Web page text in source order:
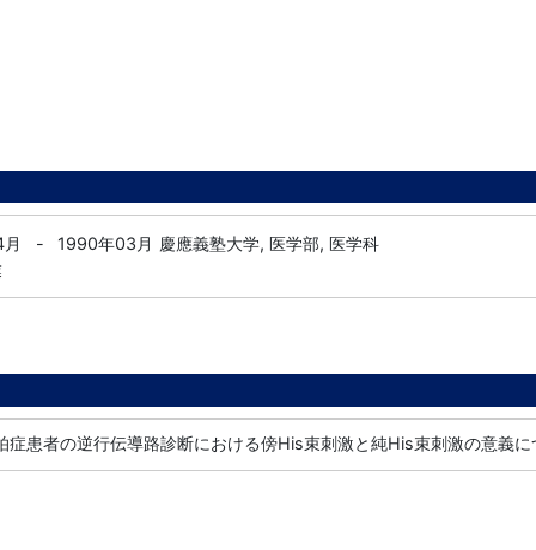
- 1990年03月 慶應義塾大学, 医学部, 医学科
症患者の逆行伝導路診断における傍His束刺激と純His束刺激の意義